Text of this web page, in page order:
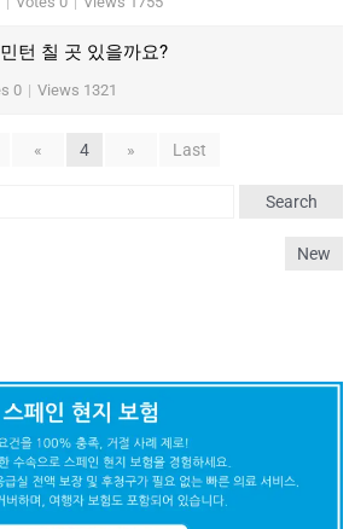
턴 칠 곳 있을까요?
0 | Views 1321
« 4 » Last
Search
New